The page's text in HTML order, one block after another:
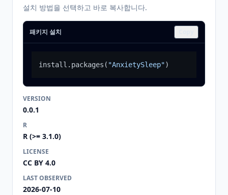
설치 방법을 선택하고 바로 복사합니다.
패키지 설치
install.packages ( "AnxietySleep")
VERSION
0.0.1
R
R (>= 3.1.0)
LICENSE
CC BY 4.0
LAST OBSERVED
2026-07-10